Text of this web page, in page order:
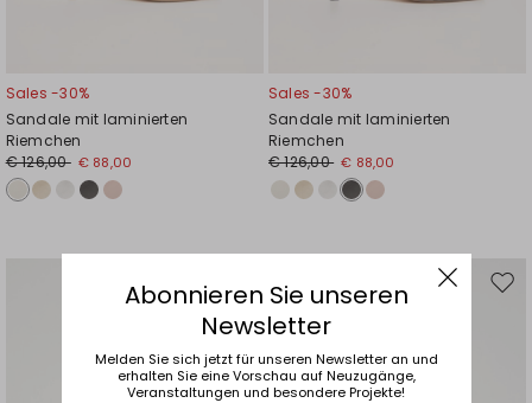
Sales -30%
Sandale mit laminierten
Riemchen
€ 126,00 € 88,00
Sales -30%
Sandale mit laminierten
Riemchen
€ 126,00 € 88,00
Auf
Wunschliste
Auf
Abonnieren Sie unseren
Newsletter
Melden Sie sich jetzt für unseren Newsletter an und
erhalten Sie eine Vorschau auf Neuzugänge,
Veranstaltungen und besondere Projekte!